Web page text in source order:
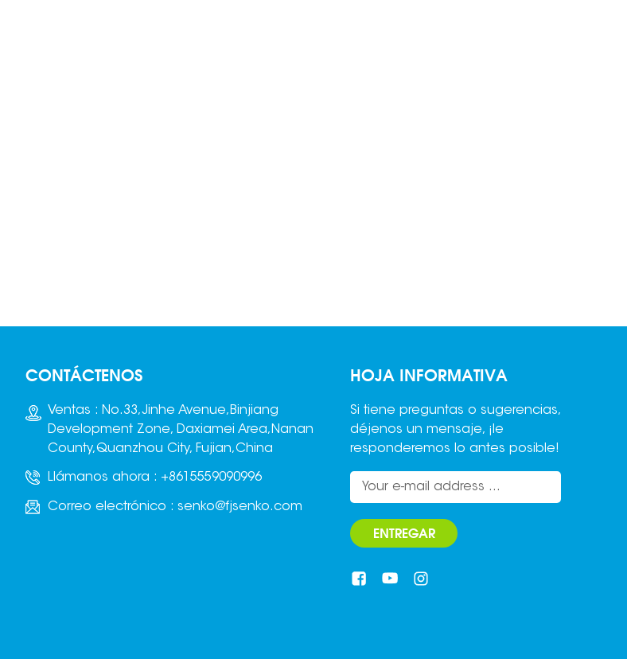
CONTÁCTENOS
Ventas : No.33,Jinhe Avenue,Binjiang
Development Zone, Daxiamei Area,Nanan
County,Quanzhou City, Fujian,China
Llámanos ahora : +8615559090996
Correo electrónico : senko@fjsenko.com
HOJA INFORMATIVA
Si tiene preguntas o sugerencias,
déjenos un mensaje, ¡le
responderemos lo antes posible!
ENTREGAR